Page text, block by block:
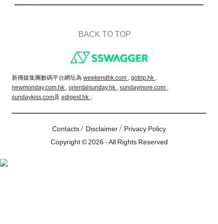
BACK TO TOP
新傳媒集團數碼平台網址為 weekendhk.com , gotrip.hk ,
newmonday.com.hk , orientalsunday.hk , sundaymore.com ,
sundaykiss.com及 edigest.hk 。
Contacts/ Disclaimer/ Privacy Policy
Copyright © 2026 - All Rights Reserved